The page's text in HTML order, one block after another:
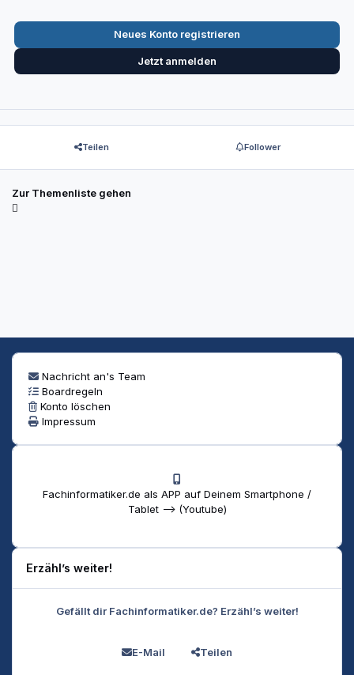
Neues Konto registrieren
Jetzt anmelden
Teilen Follower
Zur Themenliste gehen
Nachricht an's Team
Boardregeln
Konto löschen
Impressum
Fachinformatiker.de als APP auf Deinem Smartphone /
Tablet --> (Youtube)
Erzähl’s weiter!
Gefällt dir Fachinformatiker.de? Erzähl’s weiter!
E-Mail Teilen